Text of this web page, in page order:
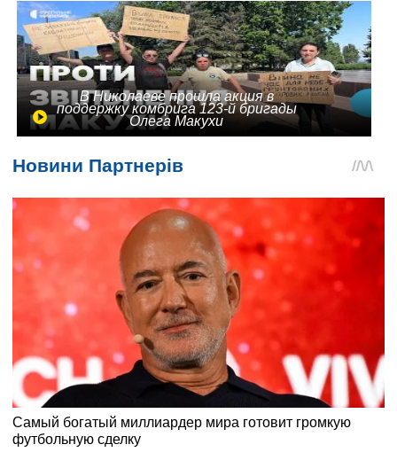
В Николаеве прошла акция в
поддержку комбрига 123-й бригады
Олега Макухи